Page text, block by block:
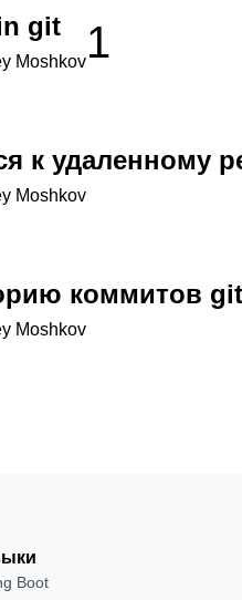
git
Moshkov1
к удаленному
Moshkov
коммитов git
Moshkov
Boot